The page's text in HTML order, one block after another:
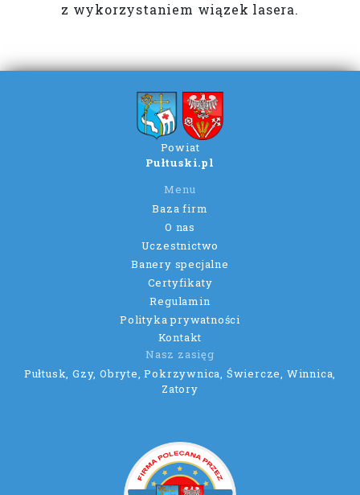
z wykorzystaniem wiązek lasera.
Powiat
Pułtuski.pl
Menu
Baza firm
O nas
Uczestnictwo
Banery specjalne
Certyfikaty
Regulamin
Polityka prywatności
Kontakt
Nasz zasięg
Pułtusk, Gzy, Obryte, Pokrzywnica, Świercze, Winnica,
Zatory